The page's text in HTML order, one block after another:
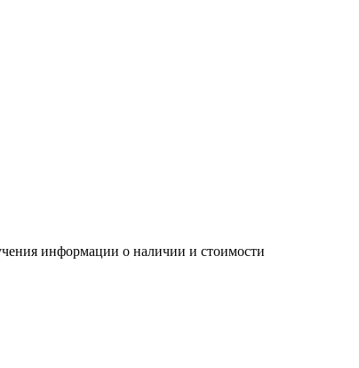
информации о наличии и стоимости